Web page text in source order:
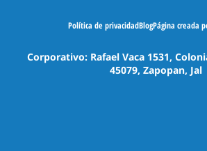
Política de privacidadBlogPágina creada
Corporativo: Rafael Vaca 1531,
45079, Zapopan, Jal